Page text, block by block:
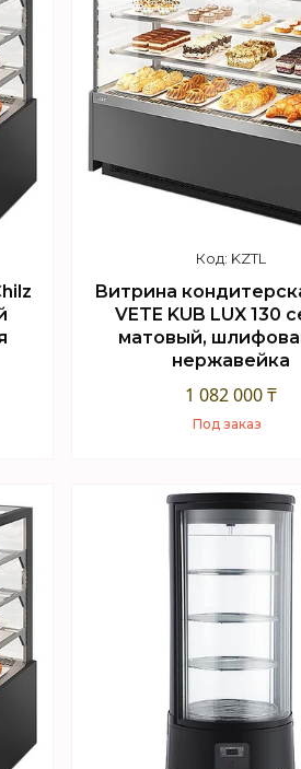
KZTL
Витрина
VETE KUB LUX 130
матовый,
нержавейка
1 082 000 ₸
Под заказ
Купить